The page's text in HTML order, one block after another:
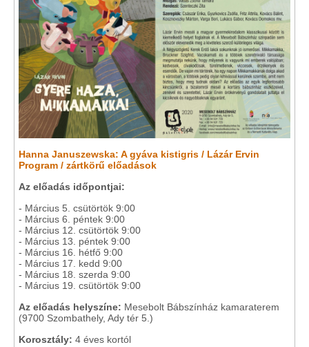
Hanna Januszewska: A gyáva kistigris / Lázár Ervin
Program / zártkörű előadások
Az előadás időpontjai:
- Március 5. csütörtök 9:00
- Március 6. péntek 9:00
- Március 12. csütörtök 9:00
- Március 13. péntek 9:00
- Március 16. hétfő 9:00
- Március 17. kedd 9:00
- Március 18. szerda 9:00
- Március 19. csütörtök 9:00
Az előadás helyszíne: Mesebolt Bábszínház kamaraterem
(9700 Szombathely, Ady tér 5.)
Korosztály: 4 éves kortól